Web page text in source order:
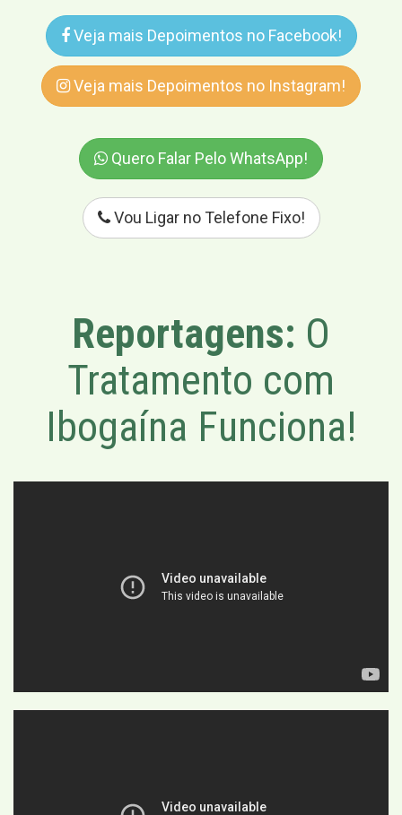
Veja mais Depoimentos no Facebook!
Veja mais Depoimentos no Instagram!
Quero Falar Pelo WhatsApp!
Vou Ligar no Telefone Fixo!
Reportagens: O
Tratamento com
Ibogaína Funciona!